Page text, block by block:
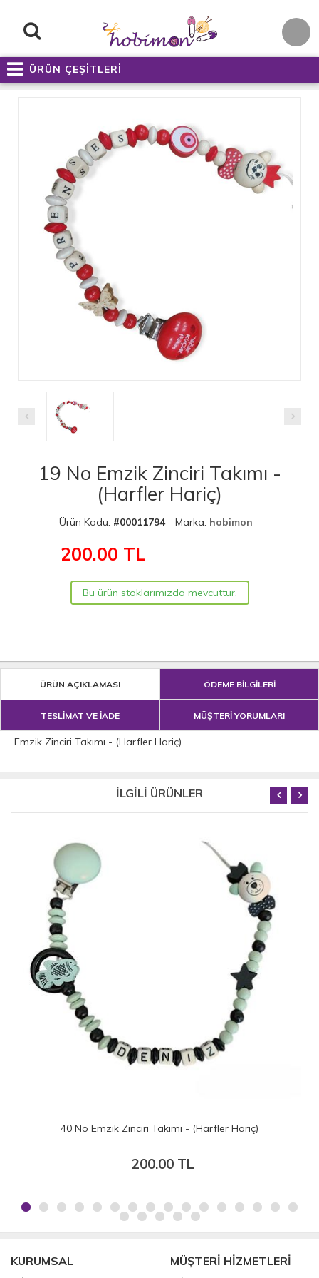
ÜRÜN ÇEŞİTLERİ
19 No Emzik Zinciri Takımı -
(Harfler Hariç)
Ürün Kodu: #00011794 Marka: hobimon
200.00 TL
Bu ürün stoklarımızda mevcuttur.
ÜRÜN AÇIKLAMASI ÖDEME BİLGİLERİ
TESLİMAT VE İADE MÜŞTERİ YORUMLARI
Emzik Zinciri Takımı - (Harfler Hariç)
İLGİLİ ÜRÜNLER
40 No Emzik Zinciri Takımı - (Harfler Hariç)
200.00 TL
KURUMSAL MÜŞTERİ HİZMETLERİ